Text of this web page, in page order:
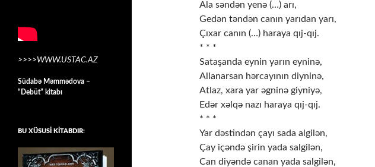
Ala səndən yenə (…) arı,
Gedən təndən canın yarıdan yarı,
Çıxar canın (…) haraya qıj-qıj.
* * *
Sataşanda eynin yarın eyninə,
Allanarsan hərcayının diyninə,
Atlaz, xara yar əgninə giyniyə,
Edər xəlqə nazı haraya qıj-qıj.
* * *
Yar dəstindən çayı sada algilən,
Çay içəndə şirin yada salgilən,
Can diyəndə canan yada salgilən,
>>>>WWW.USTAC.AZ
Südabə Məmmədova –
“Debüt” kitabı
BU XÜSUSİ KİTABDIR: